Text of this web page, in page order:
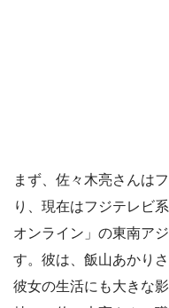
まず、佐々木亮さんは
り、現在はフジテレビ
オンライン」の東南ア
す。彼は、飯山あかり
彼女の生活にも大きな